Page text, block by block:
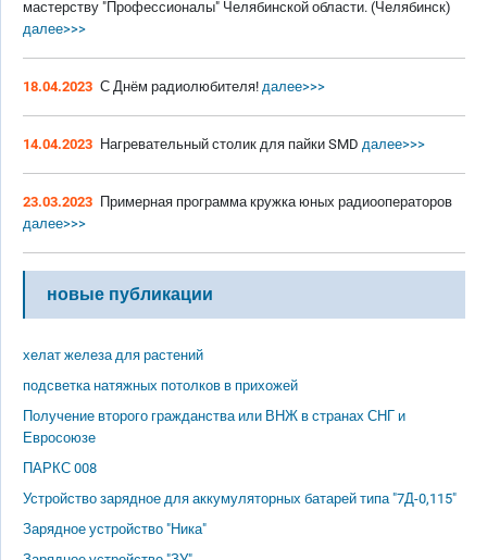
мастерству "Профессионалы" Челябинской области. (Челябинск)
далее>>>
18.04.2023 С Днём радиолюбителя! далее>>>
14.04.2023 Нагревательный столик для пайки SMD далее>>>
23.03.2023 Примерная программа кружка юных радиооператоров
далее>>>
новые публикации
хелат железа для растений
подсветка натяжных потолков в прихожей
Получение второго гражданства или ВНЖ в странах СНГ и
Евросоюзе
ПАРКС 008
Устройство зарядное для аккумуляторных батарей типа "7Д-0,115"
Зарядное устройство "Ника"